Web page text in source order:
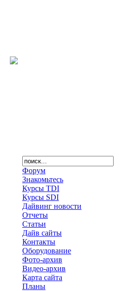
Форум
Знакомьтесь
Курсы TDI
Курсы SDI
Дайвинг новости
Отчеты
Статьи
Дайв сайты
Контакты
Оборудование
Фото-архив
Видео-архив
Карта сайта
Планы